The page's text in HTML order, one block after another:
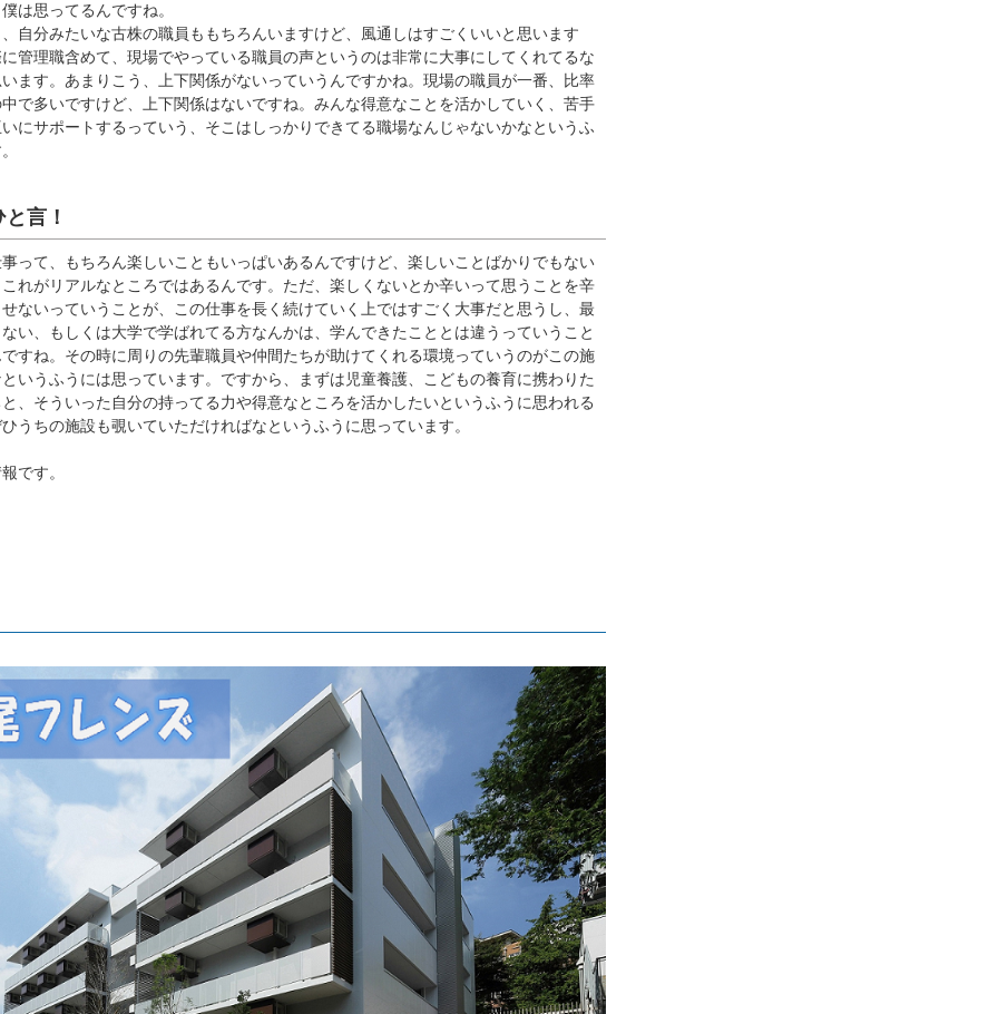
は思ってるんですね。
自分みたいな古株の職員ももちろんいますけど、風通しはすごくいいと思います
管理職含めて、現場でやっている職員の声というのは非常に大事にしてくれてるな
ます。あまりこう、上下関係がないっていうんですかね。現場の職員が一番、比率
で多いですけど、上下関係はないですね。みんな得意なことを活かしていく、苦手
にサポートするっていう、そこはしっかりできてる職場なんじゃないかなというふ
言！
って、もちろん楽しいこともいっぱいあるんですけど、楽しいことばかりでもない
れがリアルなところではあるんです。ただ、楽しくないとか辛いって思うことを辛
ないっていうことが、この仕事を長く続けていく上ではすごく大事だと思うし、最
い、もしくは大学で学ばれてる方なんかは、学んできたこととは違うっていうこと
すね。その時に周りの先輩職員や仲間たちが助けてくれる環境っていうのがこの施
いうふうには思っています。ですから、まずは児童養護、こどもの養育に携わりた
、そういった自分の持ってる力や得意なところを活かしたいというふうに思われる
うちの施設も覗いていただければなというふうに思っています。
です。